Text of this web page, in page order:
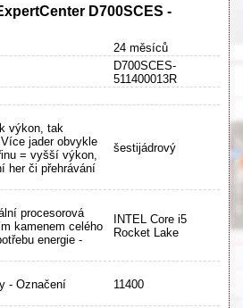
D700SCES -
24 měsíců
D700SCES-
511400013R
výkon, tak
jader obvykle
= vyšší výkon,
her či přehrávání
šestijádrový
procesorová
kamenem celého
energie -
INTEL Core i5
Rocket Lake
- Označení
11400